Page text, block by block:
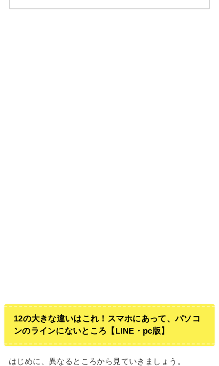
12の大きな違いはこれ！スマホにあって、パソコ
ンのラインにないところ【LINE・pc版】
はじめに、異なるところから見ていきましょう。